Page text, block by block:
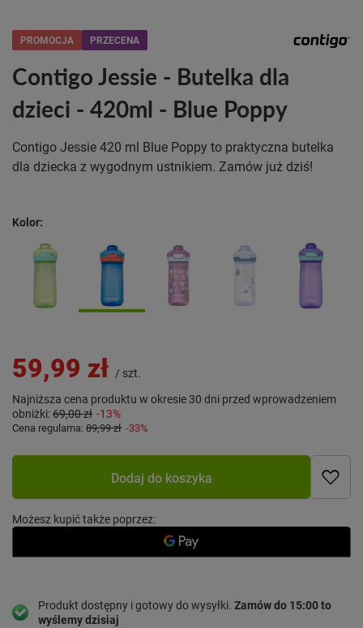
PROMOCJA PRZECENA
Contigo Jessie - Butelka dla
dzieci - 420ml - Blue Poppy
Contigo Jessie 420 ml Blue Poppy to praktyczna butelka
dla dziecka z wygodnym ustnikiem. Zamów już dziś!
Kolor
59,99 zł / szt.
Najniższa cena produktu w okresie 30 dni przed wprowadzeniem
obniżki:69,00 zł -13%
Cena regularna: 89,99 zł -33%
Dodaj do koszyka
Możesz kupić także poprzez:
Produkt dostępny i gotowy do wysyłki Zamów do 15:00 to
wyślemy dzisiaj